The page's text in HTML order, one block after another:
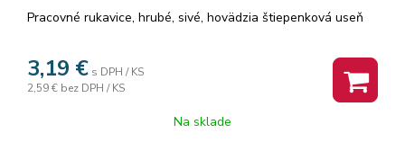
Pracovné rukavice, hrubé, sivé, hovädzia štiepenková useň
3,19 € s DPH / KS
2,59 € bez DPH / KS
Na sklade